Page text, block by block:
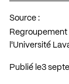
Source :
l'Université
Publié le 3